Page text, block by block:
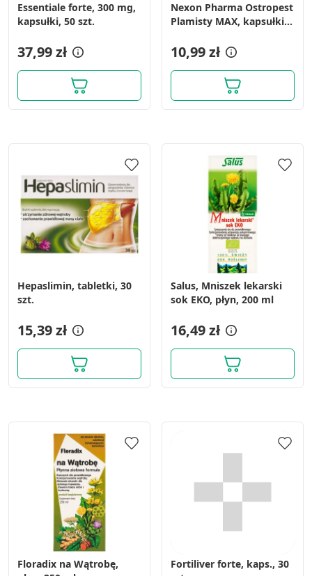
Essentiale forte, 300 mg,
kapsułki, 50 szt.
37,99 zł
Nexon Pharma Ostropest
Plamisty MAX, kapsułki,
10,99 zł
Hepaslimin, tabletki, 30
szt.
15,39 zł
Salus, Mniszek lekarski
sok EKO, płyn, 200 ml
16,49 zł
Floradix na Wątrobę,
Fortiliver forte, kaps., 30